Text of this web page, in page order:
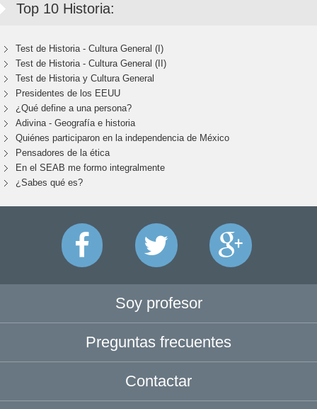
Top 10 Historia:
Test de Historia - Cultura General (I)
Test de Historia - Cultura General (II)
Test de Historia y Cultura General
Presidentes de los EEUU
¿Qué define a una persona?
Adivina - Geografía e historia
Quiénes participaron en la independencia de México
Pensadores de la ética
En el SEAB me formo integralmente
¿Sabes qué es?
Soy profesor
Preguntas frecuentes
Contactar